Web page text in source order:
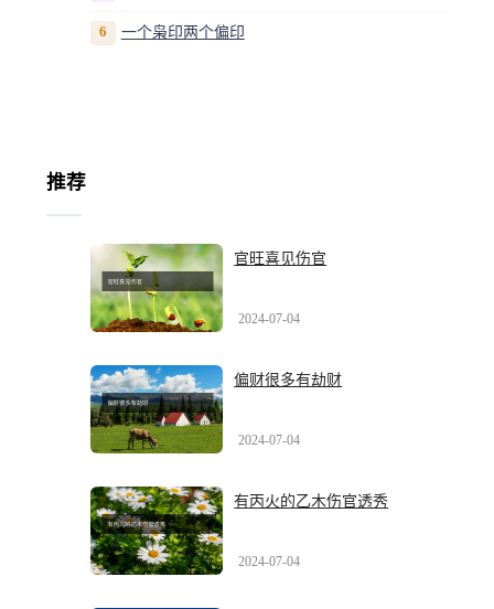
6 一个枭印两个偏印
推荐
官旺喜见伤官
2024-07-04
偏财很多有劫财
2024-07-04
有丙火的乙木伤官透秀
2024-07-04